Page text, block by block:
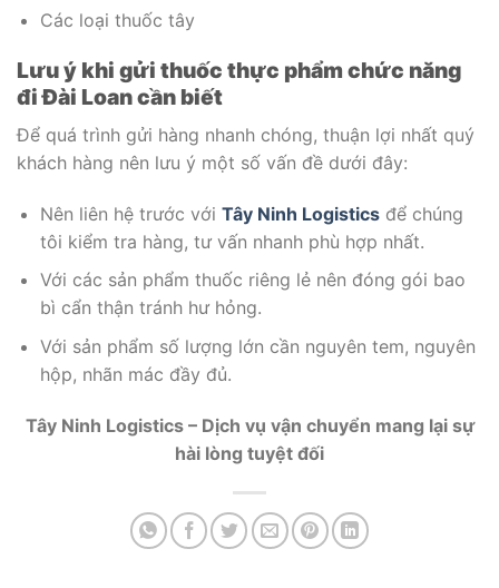
Các loại thuốc tây
Lưu ý khi gửi thuốc thực phẩm chức năng
đi Đài Loan cần biết
Để quá trình gửi hàng nhanh chóng, thuận lợi nhất quý
khách hàng nên lưu ý một số vấn đề dưới đây:
Nên liên hệ trước với Tây Ninh Logisticsđể chúng
tôi kiểm tra hàng, tư vấn nhanh phù hợp nhất.
Với các sản phẩm thuốc riêng lẻ nên đóng gói bao
bì cẩn thận tránh hư hỏng.
Với sản phẩm số lượng lớn cần nguyên tem, nguyên
hộp, nhãn mác đầy đủ.
Tây Ninh Logistics – Dịch vụ vận chuyển mang lại sự
hài lòng tuyệt đối